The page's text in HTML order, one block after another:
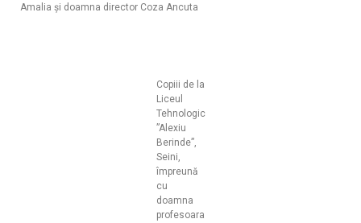
Amalia și doamna director Coza Ancuta
Copiii de la
Liceul
Tehnologic
”Alexiu
Berinde”,
Seini,
împreună
cu
doamna
profesoara